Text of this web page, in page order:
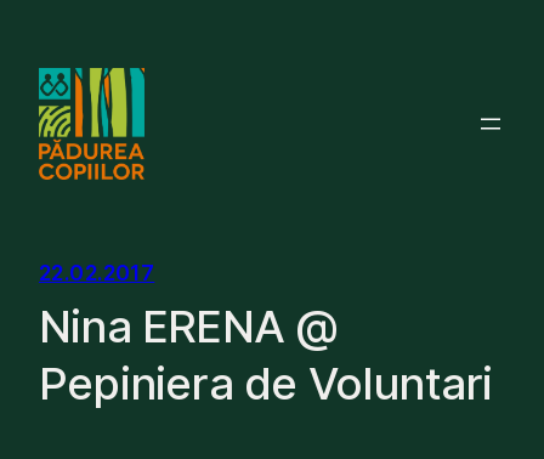
content
22.02.2017
Nina ERENA @
Pepiniera de Voluntari